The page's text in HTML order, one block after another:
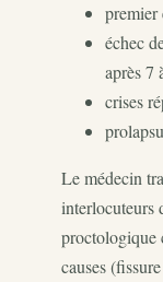
premier
échec
après 7
crises
Le médecin
interlocuteurs
proctologique
causes